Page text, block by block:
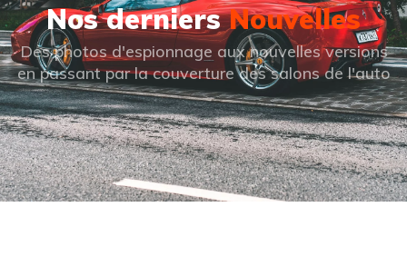
Nos derniersNouvelles
Des photos d'espionnage aux nouvelles versions
en passant par la couverture des salons de l'auto